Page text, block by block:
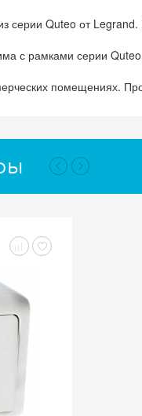
серии Quteo от
с рамками серии
помещениях.